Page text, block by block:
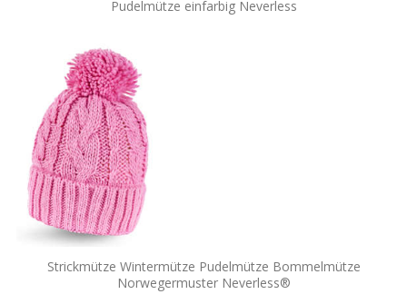
Pudelmütze einfarbig Neverless
Strickmütze Wintermütze Pudelmütze Bommelmütze
Norwegermuster Neverless®